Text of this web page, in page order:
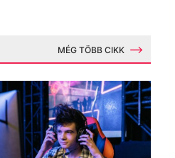
MÉG TÖBB CIKK